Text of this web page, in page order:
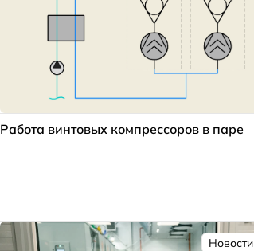
Работа винтовых компрессоров в паре
Новости